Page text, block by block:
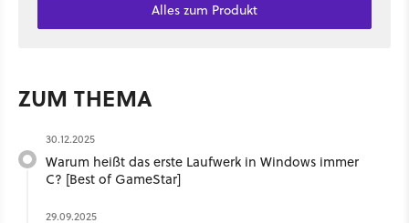
Alles zum Produkt
ZUM THEMA
30.12.2025
Warum heißt das erste Laufwerk in Windows immer
C? [Best of GameStar]
29.09.2025